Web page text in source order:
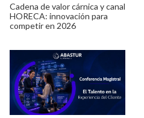
Cadena de valor cárnica y canal
HORECA: innovación para
competir en 2026